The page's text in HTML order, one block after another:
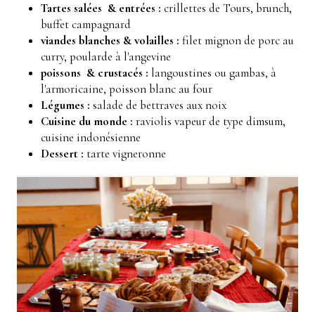
Tartes salées & entrées : crillettes de Tours, brunch,
buffet campagnard
viandes blanches & volailles : filet mignon de porc au
curry, poularde à l'angevine
poissons & crustacés : langoustines ou gambas, à
l'armoricaine, poisson blanc au four
Légumes : salade de bettraves aux noix
Cuisine du monde : raviolis vapeur de type dimsum,
cuisine indonésienne
Dessert : tarte vigneronne